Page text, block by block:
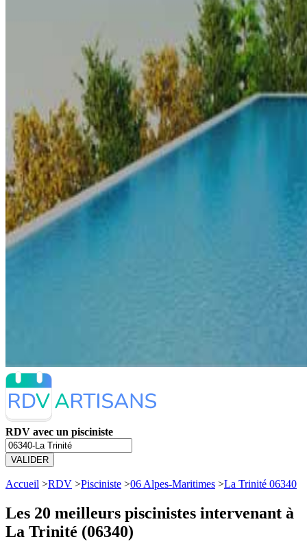
RDV avec un pisciniste
VALIDER
Accueil >RDV >Pisciniste >06 Alpes-Maritimes >La Trinité 06340
Les 20 meilleurs piscinistes intervenant à
La Trinité (06340)